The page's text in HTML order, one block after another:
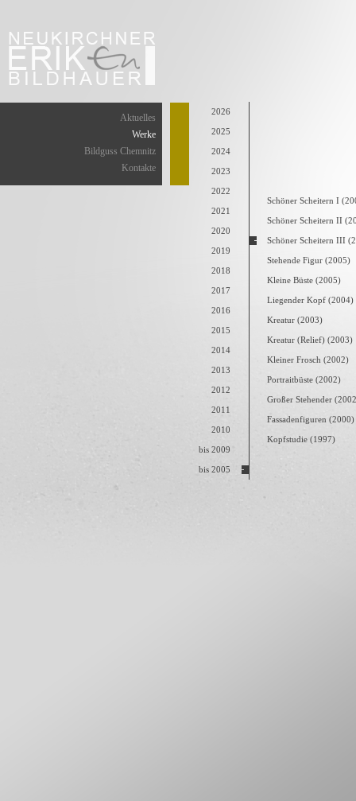
Aktuelles
Werke
Bildguss Chemnitz
Kontakte
2026
2025
2024
2023
2022
2021
2020
2019
2018
2017
2016
2015
2014
2013
2012
2011
2010
bis 2009
bis 2005
Schöner Scheitern I
Schöner Scheitern II
Schöner Scheitern III
Stehende Figur (2005)
Kleine Büste (2005)
Liegender Kopf (2004)
Kreatur (2003)
Kreatur (Relief) (2003)
Kleiner Frosch (2002)
Portraitbüste (2002)
Großer Stehender
Fassadenfiguren (2000)
Kopfstudie (1997)